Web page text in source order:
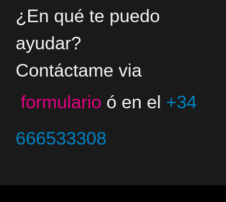
¿En qué te puedo
ayudar?
Contáctame via
formulario ó en el +34
666533308